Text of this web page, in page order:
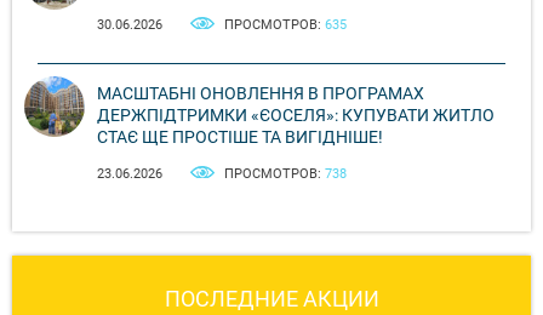
30.06.2026 ПРОСМОТРОВ: 635
МАСШТАБНІ ОНОВЛЕННЯ В ПРОГРАМАХ
ДЕРЖПІДТРИМКИ «ЄОСЕЛЯ»: КУПУВАТИ ЖИТЛО
СТАЄ ЩЕ ПРОСТІШЕ ТА ВИГІДНІШЕ!
23.06.2026 ПРОСМОТРОВ: 738
ПОСЛЕДНИЕ АКЦИИ